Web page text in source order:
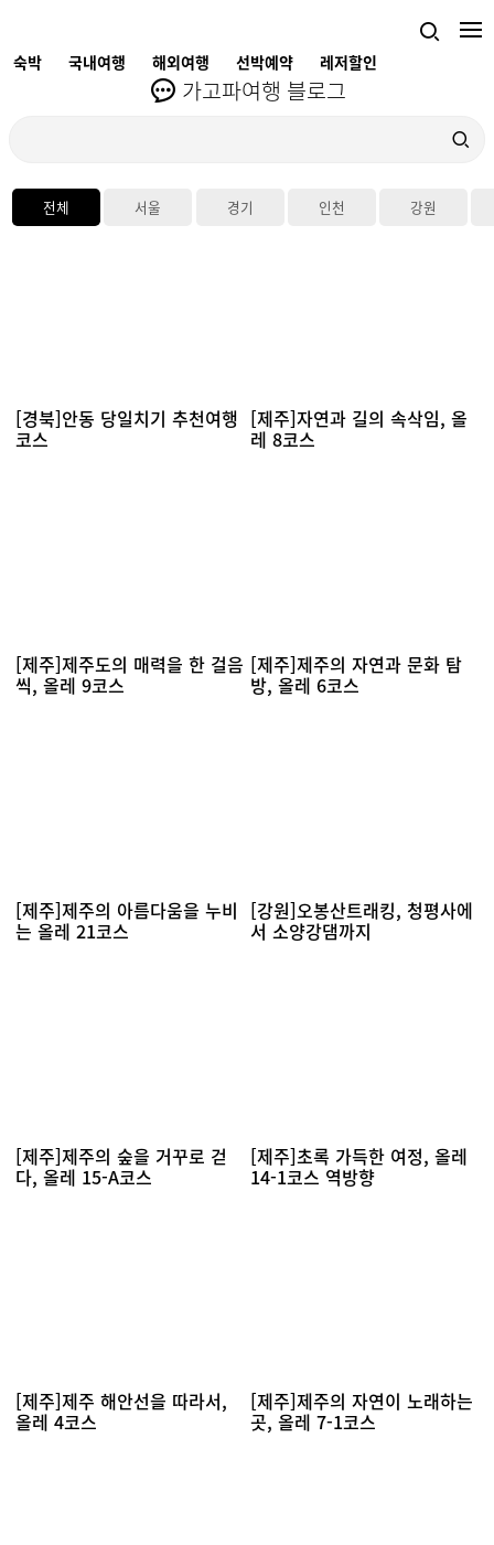
숙박 국내여행 해외여행 선박예약 레저할인
가고파여행 블로그
전체 서울 경기 인천 강원
[경북]안동 당일치기 추천여행
코스
[제주]자연과 길의 속삭임, 올
레 8코스
[제주]제주도의 매력을 한 걸음
씩, 올레 9코스
[제주]제주의 자연과 문화 탐
방, 올레 6코스
[제주]제주의 아름다움을 누비
는 올레 21코스
[강원]오봉산트래킹, 청평사에
서 소양강댐까지
[제주]제주의 숲을 거꾸로 걷
다, 올레 15-A코스
[제주]초록 가득한 여정, 올레
14-1코스 역방향
[제주]제주 해안선을 따라서,
올레 4코스
[제주]제주의 자연이 노래하는
곳, 올레 7-1코스